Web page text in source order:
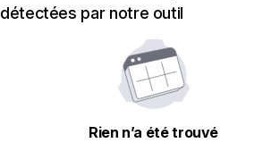
détectées par notre outil
Rien n’a été trouvé